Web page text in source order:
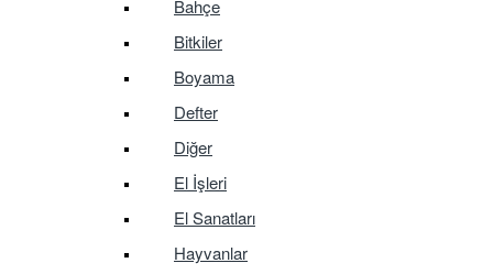
Bahçe
Bitkiler
Boyama
Defter
Diğer
El İşleri
El Sanatları
Hayvanlar